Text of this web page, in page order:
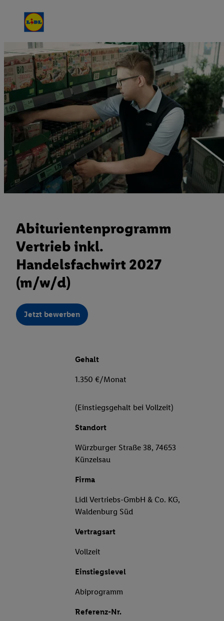
Abiturientenprogramm
Vertrieb inkl.
Handelsfachwirt 2027
(m/w/d)
Jetzt bewerben
Gehalt
1.350 €/Monat
(Einstiegsgehalt bei Vollzeit)
Standort
Würzburger Straße 38, 74653
Künzelsau
Firma
Lidl Vertriebs-GmbH & Co. KG,
Waldenburg Süd
Vertragsart
Vollzeit
Einstiegslevel
Abiprogramm
Referenz-Nr.